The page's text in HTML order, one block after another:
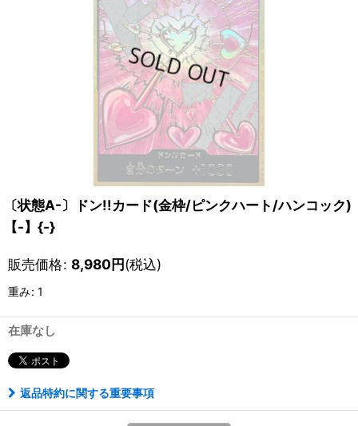
〔状態A-〕ドン!!カード(金枠/ピンクハート/ハンコック)
【-】{-}
販売価格: 8,980円(税込)
重み: 1
在庫なし
返品特約に関する重要事項